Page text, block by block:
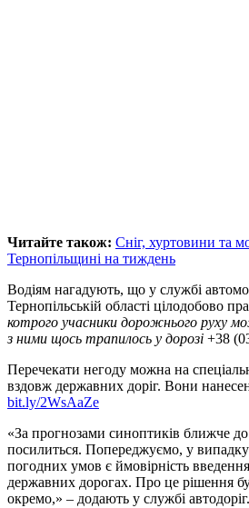
Читайте також: Сніг, хуртовини та
Тернопільщині на тиждень
Водіям нагадують, що у службі
Тернопільській області цілодобово
котрого учасники дорожнього руху
з ними щось трапилось у дорозі +38
Перечекати негоду можна на
вздовж державних доріг. Вони
bit.ly/2WsAaZe
«За прогнозами синоптиків ближче до
посилиться. Попереджуємо, у
погодних умов є ймовірність
державних дорогах. Про це рішення
окремо,» – додають у службі автодоріг.